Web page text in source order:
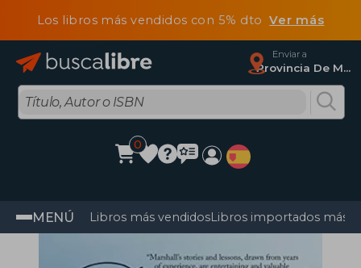
Los libros más vendidos con 5% dtoVer más
Enviar a
Provincia De Madrid
0
MENÚ Libros más vendidosLibros importados más